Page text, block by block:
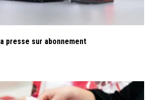
presse sur abonnement